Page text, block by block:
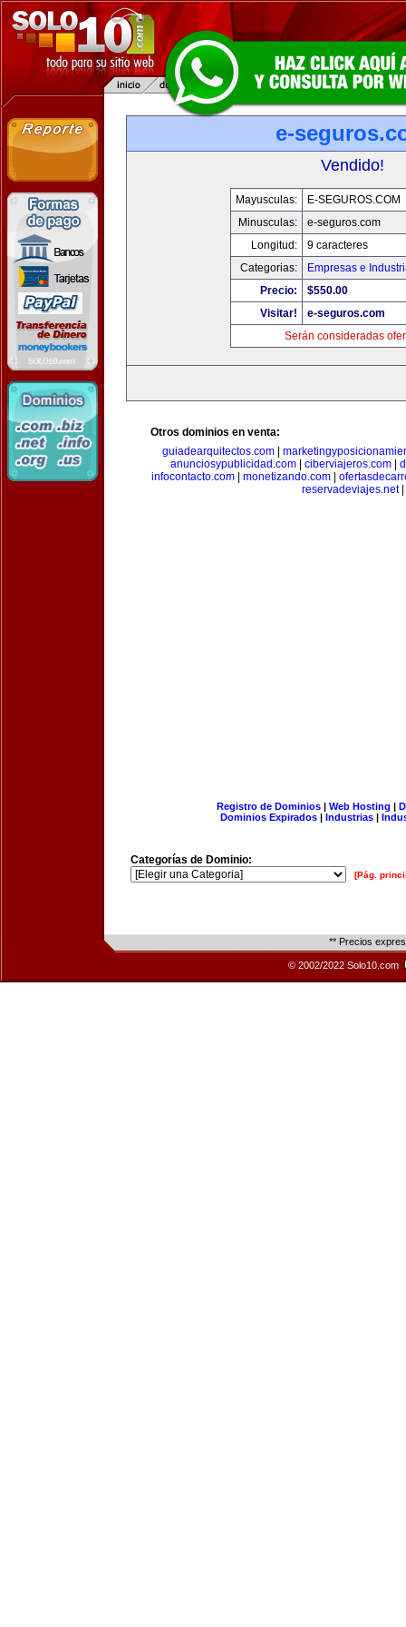
e-
Vendido!
Mayusculas:
E-SEGUROS.COM
Minusculas:
e-seguros.com
Longitud:
9 caracteres
Categorias:
Empresas e
Precio:
$550.00
Visitar!
e-seguros.com
Serán consideradas
Otros dominios en venta:
guiadearquitectos.com
anunciosypublicidad.com| ciberviajeros.com|
infocontacto.com
monetizando.com
reservadeviajes.net|
Registro de Dominios| Web Hosting |
Dominios Expirados | Industrias |
Categorías de Dominio:
[Pág.
** Precios
© 2002/2022 Solo10.com